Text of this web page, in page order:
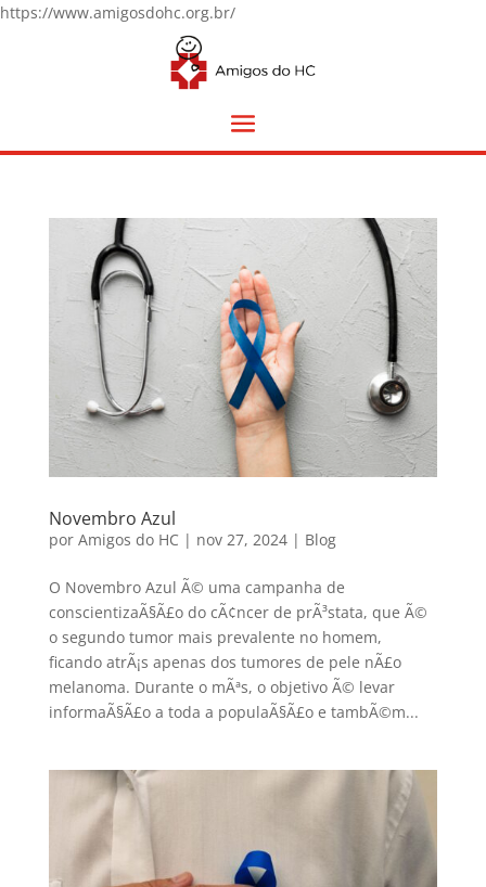
https://www.amigosdohc.org.br/
Novembro Azul
por Amigos do HC | nov 27, 2024| Blog
O Novembro Azul Ã© uma campanha de
conscientizaÃ§Ã£o do cÃ¢ncer de prÃ³stata, que Ã©
o segundo tumor mais prevalente no homem,
ficando atrÃ¡s apenas dos tumores de pele nÃ£o
melanoma. Durante o mÃªs, o objetivo Ã© levar
informaÃ§Ã£o a toda a populaÃ§Ã£o e tambÃ©m...